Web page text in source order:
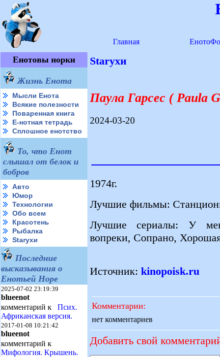
Главная
Енотовы норки
Жизнь Енота
Мысли Енота
Всякие полезности
Поваренная книга
Е-нотная тетрадь
Сплошное енотство
То, что Енот
слышал от белок и
бобров
Авто
Юмор
Технологии
Обо всем
Красотень
Рыбалка
Starухи
Последние
высказывания о
Енотьей Норе
2025-07-02 23:19:39
blueenot
комментарий к Псих.
Африканская версия.
2017-01-08 10:21:42
blueenot
комментарий к
Мифология. Крышень.
Starухи
Паула Гарсес ( Paula
2024-03-20
1974г.
Лучшие фильмы:
Лучшие сериалы: У
вопреки, Сопрано,
Источник: kinopoisk.ru
Комментарии:
нет комментариев
Добавить свой